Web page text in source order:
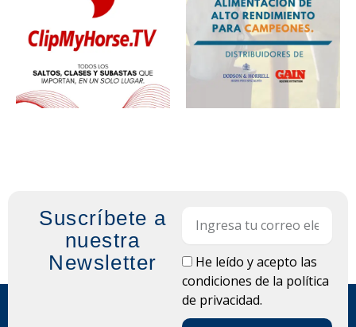
Suscríbete a
nuestra
Newsletter
LOPDHe leído y acepto las
condiciones de la política
de privacidad.